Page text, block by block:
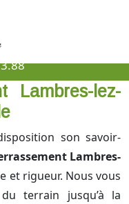
Lambres-lez-
son savoir-
Lambres-
et rigueur. Nous vous
terrain jusqu’à la